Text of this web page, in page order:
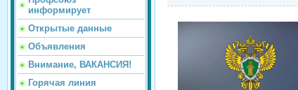
информирует
Открытые данные
Объявления
Внимание, ВАКАНСИЯ!
Горячая линия